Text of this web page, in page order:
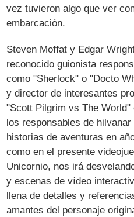
vez tuvieron algo que ver
embarcación.
Steven Moffat y Edgar
reconocido guionista
como "Sherlock" o "Docto
y director de interesantes
"Scott Pilgrim vs The
los responsables de
historias de aventuras en
como en el presente
Unicornio, nos irá
y escenas de vídeo
llena de detalles y
amantes del personaje